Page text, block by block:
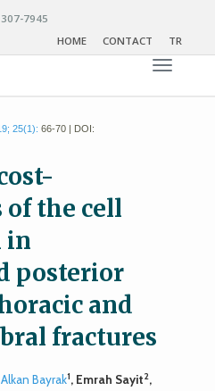
7945
HOME
CONTACT TR
Toggle
25(1): 66-70 | DOI:
of the cell
in
posterior
and
fractures
Alkan Bayrak1, Emrah Sayit2,